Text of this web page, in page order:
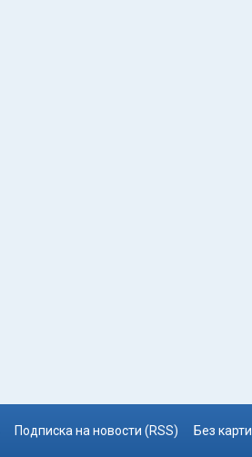
Подписка на новости (RSS) Без